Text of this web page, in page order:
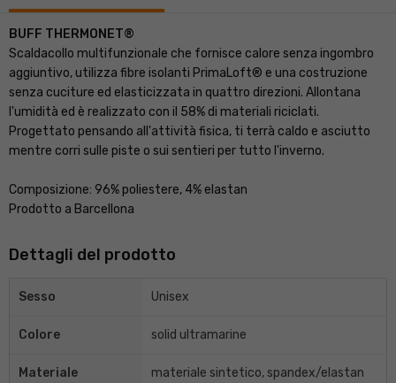
BUFF THERMONET®
Scaldacollo multifunzionale che fornisce calore senza ingombro
aggiuntivo, utilizza fibre isolanti PrimaLoft® e una costruzione
senza cuciture ed elasticizzata in quattro direzioni. Allontana
l'umidità ed è realizzato con il 58% di materiali riciclati.
Progettato pensando all'attività fisica, ti terrà caldo e asciutto
mentre corri sulle piste o sui sentieri per tutto l'inverno.
Composizione: 96% poliestere, 4% elastan
Prodotto a Barcellona
Dettagli del prodotto
Sesso Unisex
Colore solid ultramarine
Materiale materiale sintetico, spandex/elastan